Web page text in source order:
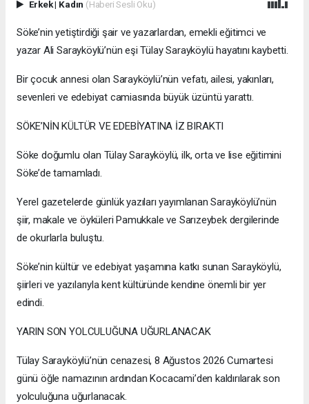
Erkek| Kadın (Haberi Sesli Oku)
Söke’nin yetiştirdiği şair ve yazarlardan, emekli eğitimci ve
yazar Ali Sarayköylü’nün eşi Tülay Sarayköylü hayatını kaybetti.
Bir çocuk annesi olan Sarayköylü’nün vefatı, ailesi, yakınları,
sevenleri ve edebiyat camiasında büyük üzüntü yarattı.
SÖKE’NİN KÜLTÜR VE EDEBİYATINA İZ BIRAKTI
Söke doğumlu olan Tülay Sarayköylü, ilk, orta ve lise eğitimini
Söke’de tamamladı.
Yerel gazetelerde günlük yazıları yayımlanan Sarayköylü’nün
şiir, makale ve öyküleri Pamukkale ve Sarızeybek dergilerinde
de okurlarla buluştu.
Söke’nin kültür ve edebiyat yaşamına katkı sunan Sarayköylü,
şiirleri ve yazılarıyla kent kültüründe kendine önemli bir yer
edindi.
YARIN SON YOLCULUĞUNA UĞURLANACAK
Tülay Sarayköylü’nün cenazesi, 8 Ağustos 2026 Cumartesi
günü öğle namazının ardından Kocacami’den kaldırılarak son
yolculuğuna uğurlanacak.